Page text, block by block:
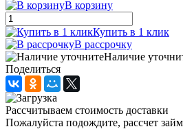
В корзину
Купить в 1 клик
В рассрочку
Наличие
Поделиться
Рассчитываем стоимость доставки
Пожалуйста подождите, рассчет